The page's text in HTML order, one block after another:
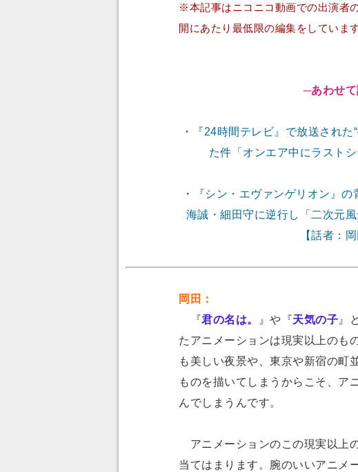
※本記事はニコニコ動画での出演者
開にあたり最低限の編集をしています
─あわせ
・
『24時間テレビ』で放送され
た件「オンエア中にラスト
・
『シン・エヴァンゲリオン』
海誠・細田守に逆行し「二次元
【話者：
岡田：
『君の名は。 』や『天気の子 』
たアニメーションは現実以上のも
も美しい夜景や、東京や新宿の町
ものを描いてしまうからこそ、ア
んでしまうんです。
アニメーションのこの現実以上
当てはまります。腕のいいアニメ